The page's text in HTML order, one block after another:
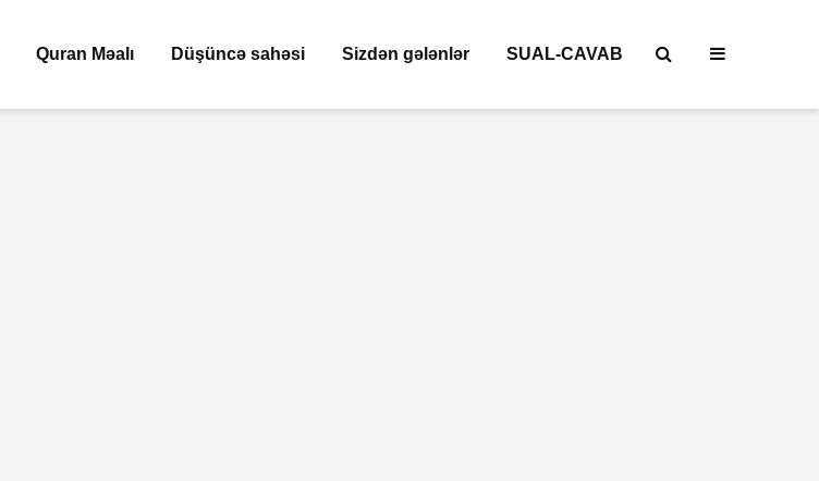
Quran Məalı Düşüncə sahəsi Sizdən gələnlər SUAL-CAVAB